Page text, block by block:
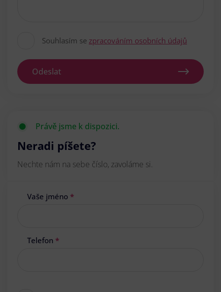
Souhlasím se zpracováním osobních údajů
Odeslat
Právě jsme k dispozici.
Neradi píšete?
Nechte nám na sebe číslo, zavoláme si.
Vaše jméno *
Telefon *